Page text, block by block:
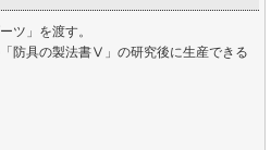
ツ」を渡す。
防具の製法書Ⅴ」の研究後に生産できる